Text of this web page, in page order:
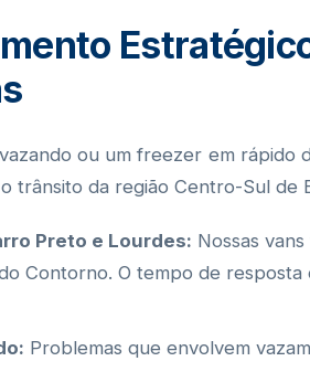
ou um freezer em rápido
trânsito da região Centro-Sul
Preto e Lourdes: Nossas
Contorno. O tempo de
Problemas que envolvem